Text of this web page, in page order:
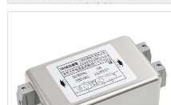
源滤波器